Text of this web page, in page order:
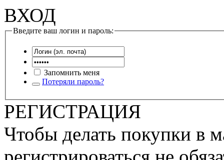
ВХОД
Введите ваш логин и пароль:
Запомнить меня
Потеряли пароль?
РЕГИСТРАЦИЯ
Чтобы делать покупки в